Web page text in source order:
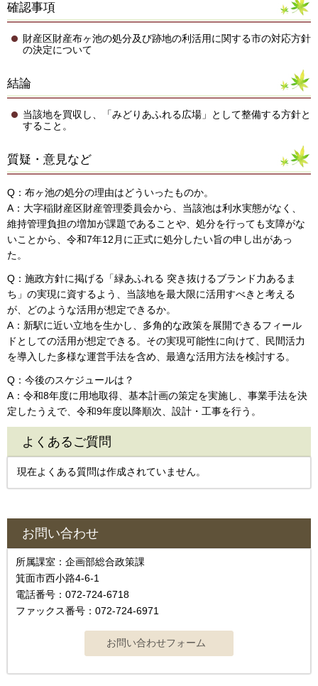
確認事項
財産区財産布ヶ池の処分及び跡地の利活用に関する市の対応方針
の決定について
結論
当該地を買収し、「みどりあふれる広場」として整備する方針と
すること。
質疑・意見など
Q：布ヶ池の処分の理由はどういったものか。
A：大字稲財産区財産管理委員会から、当該池は利水実態がなく、
維持管理負担の増加が課題であることや、処分を行っても支障がな
いことから、令和7年12月に正式に処分したい旨の申し出があっ
た。
Q：施政方針に掲げる「緑あふれる 突き抜けるブランド力あるま
ち」の実現に資するよう、当該地を最大限に活用すべきと考える
が、どのような活用が想定できるか。
A：新駅に近い立地を生かし、多角的な政策を展開できるフィール
ドとしての活用が想定できる。その実現可能性に向けて、民間活力
を導入した多様な運営手法を含め、最適な活用方法を検討する。
Q：今後のスケジュールは？
A：令和8年度に用地取得、基本計画の策定を実施し、事業手法を決
定したうえで、令和9年度以降順次、設計・工事を行う。
よくあるご質問
現在よくある質問は作成されていません。
お問い合わせ
所属課室：企画部総合政策課
箕面市西小路4‐6‐1
電話番号：072-724-6718
ファックス番号：072-724-6971